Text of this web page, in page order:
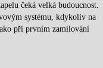
čeká velká budoucnost.
systému, kdykoliv na
při prvním zamilování